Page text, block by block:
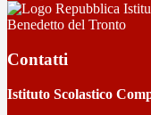
Benedetto del Tronto
Contatti
Istituto Scolastico